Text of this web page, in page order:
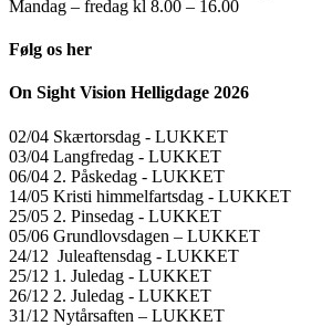
Mandag – fredag kl 8.00 – 16.00
Følg os her
On Sight Vision Helligdage 2026
02/04 Skærtorsdag ​​- LUKKET
03/04 Langfredag ​​- LUKKET
06/04 2. Påskedag ​​- LUKKET
14/05 Kristi himmelfartsdag ​​- LUKKET
25/05 2. Pinsedag ​​- LUKKET
05/06 Grundlovsdagen – LUKKET
24/12 Juleaftensdag ​​- LUKKET
25/12 1. Juledag ​​- LUKKET
26/12 2. Juledag ​​- LUKKET
31/12 Nytårsaften – LUKKET